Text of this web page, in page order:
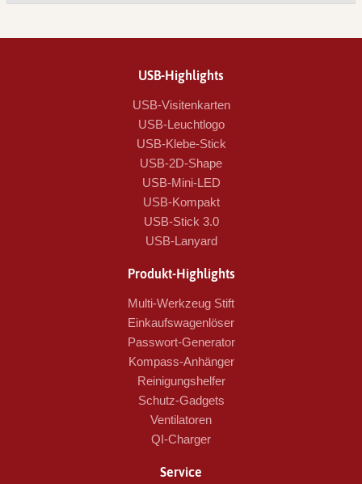
USB-Highlights
USB-Visitenkarten
USB-Leuchtlogo
USB-Klebe-Stick
USB-2D-Shape
USB-Mini-LED
USB-Kompakt
USB-Stick 3.0
USB-Lanyard
Produkt-Highlights
Multi-Werkzeug Stift
Einkaufswagenlöser
Passwort-Generator
Kompass-Anhänger
Reinigungshelfer
Schutz-Gadgets
Ventilatoren
QI-Charger
Service